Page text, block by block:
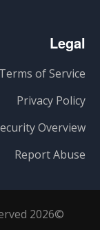
Legal
Terms of Service
Privacy Policy
Security Overview
Report Abuse
©2026 by Visual Paradigm. All rights reserved.